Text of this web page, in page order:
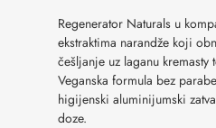
Regenerator Naturals u
ekstraktima narandže koji
češljanje uz laganu
Veganska formula bez
higijenski aluminijumski
doze.